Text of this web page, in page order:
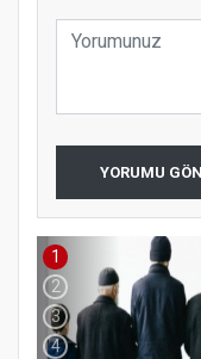
YORUMU
1
2
3
4